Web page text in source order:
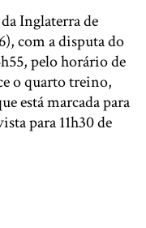
Inglaterra de
com a disputa do
pelo horário de
o quarto treino,
está marcada para
para 11h30 de